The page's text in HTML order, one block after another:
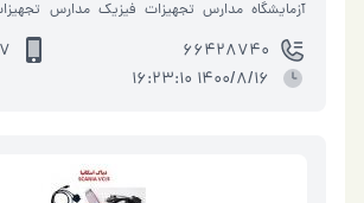
آزمایشگاه مدارس تجهیزات فیزیک مدارس
66428740
1400/8/16 16:23:10